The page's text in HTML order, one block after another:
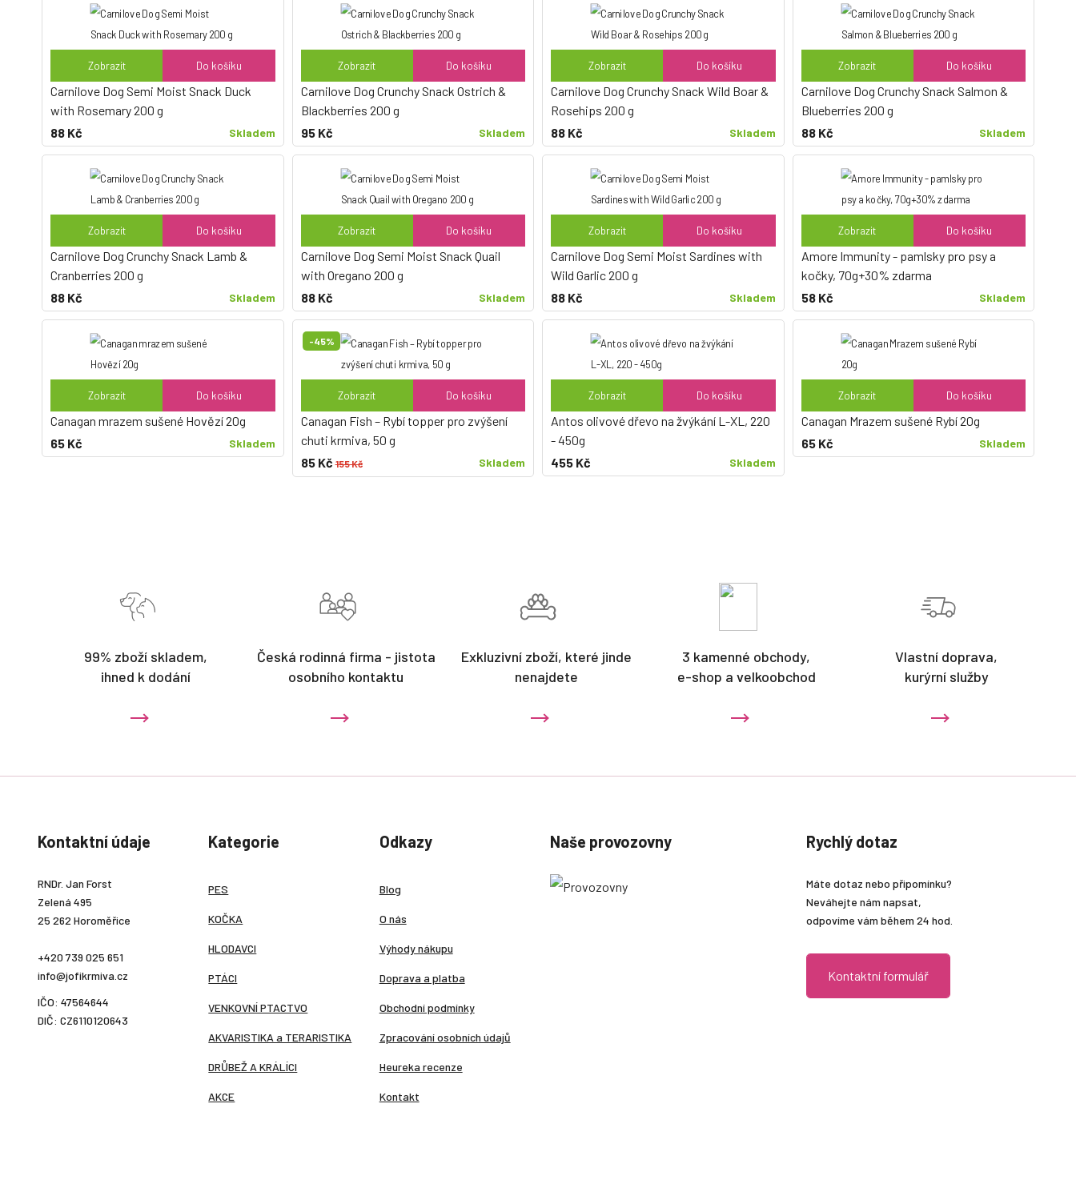
Zobrazit Do košíku
Carnilove Dog Semi Moist Snack Duck
with Rosemary 200 g
88 Kč
Skladem
Zobrazit Do košíku
Carnilove Dog Crunchy Snack Ostrich &
Blackberries 200 g
95 Kč
Skladem
Zobrazit Do košíku
Carnilove Dog Crunchy Snack Wild Boar &
Rosehips 200 g
88 Kč
Skladem
Zobrazit Do košíku
Carnilove Dog Crunchy Snack Salmon &
Blueberries 200 g
88 Kč
Skladem
Zobrazit Do košíku
Carnilove Dog Crunchy Snack Lamb &
Cranberries 200 g
88 Kč
Skladem
Zobrazit Do košíku
Carnilove Dog Semi Moist Snack Quail
with Oregano 200 g
88 Kč
Skladem
Zobrazit Do košíku
Carnilove Dog Semi Moist Sardines with
Wild Garlic 200 g
88 Kč
Skladem
Zobrazit Do košíku
Amore Immunity - pamlsky pro psy a
kočky, 70g+30% zdarma
58 Kč
Skladem
Zobrazit Do košíku
Canagan mrazem sušené Hovězí 20g
65 Kč
Skladem
-45%
Zobrazit Do košíku
Canagan Fish – Rybí topper pro zvýšení
chuti krmiva, 50 g
85 Kč 155 Kč Skladem
Zobrazit Do košíku
Antos olivové dřevo na žvýkání L-XL, 220
- 450g
455 Kč
Skladem
Zobrazit Do košíku
Canagan Mrazem sušené Rybí 20g
65 Kč
Skladem
99% zboží skladem,
ihned k dodání
Česká rodinná firma - jistota
osobního kontaktu
Exkluzivní zboží, které jinde
nenajdete
3 kamenné obchody,
e-shop a velkoobchod
Vlastní doprava,
kurýrní služby
Kontaktní údaje
RNDr. Jan Forst
Zelená 495
25 262 Horoměřice
+420 739 025 651
info@jofikrmiva.cz
IČO: 47564644
DIČ: CZ6110120643
Kategorie
PES
KOČKA
HLODAVCI
PTÁCI
VENKOVNÍ PTACTVO
AKVARISTIKA a TERARISTIKA
DRŮBEŽ A KRÁLÍCI
AKCE
Odkazy
Blog
O nás
Výhody nákupu
Doprava a platba
Obchodní podmínky
Zpracování osobních údajů
Heureka recenze
Kontakt
Naše provozovny Rychlý dotaz
Máte dotaz nebo připomínku?
Neváhejte nám napsat,
odpovíme vám během 24 hod.
Kontaktní formulář